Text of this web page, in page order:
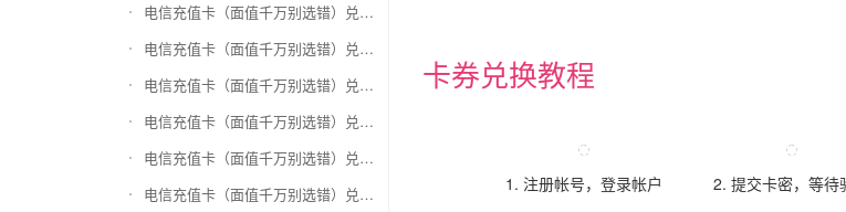
电信充值卡（面值千万别选错）兑换家乐福超市卡
电信充值卡（面值千万别选错）兑换Q币卡
电信充值卡（面值千万别选错）兑换联通积分Q币
电信充值卡（面值千万别选错）兑换完美一卡通
电信充值卡（面值千万别选错）兑换久游一卡通
电信充值卡（面值千万别选错）兑换搜狐一卡通
卡券兑换教程
1. 注册帐号，登录帐户 2. 提交卡密，等待